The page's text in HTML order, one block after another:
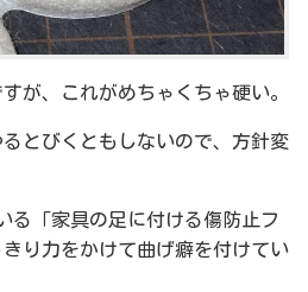
が、これがめちゃくちゃ硬い。
とびくともしないので、方針変
る「家具の足に付ける傷防止フ
り力をかけて曲げ癖を付けてい